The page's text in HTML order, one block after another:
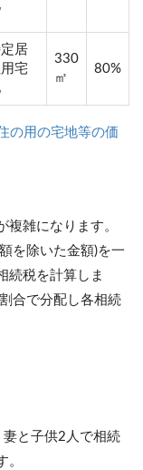
居
宅
330
㎡
80%
の用の宅地等の価
雑になります。
を除いた金額)を一
続税を計算しま
合で分配し各相続
と子供2人で相続
。